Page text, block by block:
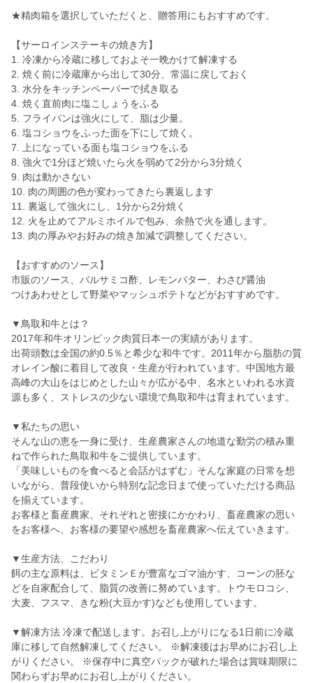
★精肉箱を選択していただくと、贈答用にもおすすめです。
【サーロインステーキの焼き方】
1. 冷凍から冷蔵に移しておよそ一晩かけて解凍する
2. 焼く前に冷蔵庫から出して30分、常温に戻しておく
3. 水分をキッチンペーパーで拭き取る
4. 焼く直前肉に塩こしょうをふる
5. フライパンは強火にして、脂は少量。
6. 塩コショウをふった面を下にして焼く。
7. 上になっている面も塩コショウをふる
8. 強火で1分ほど焼いたら火を弱めて2分から3分焼く
9. 肉は動かさない
10. 肉の周囲の色が変わってきたら裏返します
11. 裏返して強火にし、1分から2分焼く
12. 火を止めてアルミホイルで包み、余熱で火を通します。
13. 肉の厚みやお好みの焼き加減で調整してください。
【おすすめのソース】
市販のソース、バルサミコ酢、レモンバター、わさび醤油
つけあわせとして野菜やマッシュポテトなどがおすすめです。
▼鳥取和牛とは？
2017年和牛オリンピック肉質日本一の実績があります。
出荷頭数は全国の約0.5％と希少な和牛です。2011年から脂肪の質
オレイン酸に着目して改良・生産が行われています。中国地方最
高峰の大山をはじめとした山々が広がる中、名水といわれる水資
源も多く、ストレスの少ない環境で鳥取和牛は育まれています。
▼私たちの思い
そんな山の恵を一身に受け、生産農家さんの地道な勤労の積み重
ねで作られた鳥取和牛をご提供しています。
「美味しいものを食べると会話がはずむ」そんな家庭の日常を想
いながら、普段使いから特別な記念日まで使っていただける商品
を揃えています。
お客様と畜産農家、それぞれと密接にかかわり、畜産農家の思い
をお客様へ、お客様の要望や感想を畜産農家へ伝えていきます。
▼生産方法、こだわり
餌の主な原料は、ビタミンＥが豊富なゴマ油かす、コーンの胚な
どを自家配合して、脂質の改善に努めています。トウモロコシ、
大麦、フスマ、きな粉(大豆かす)なども使用しています。
▼解凍方法 冷凍で配送します。お召し上がりになる1日前に冷蔵
庫に移して自然解凍してください。 ※解凍後はお早めにお召し上
がりください。 ※保存中に真空パックが破れた場合は賞味期限に
関わらずお早めにお召し上がりください。